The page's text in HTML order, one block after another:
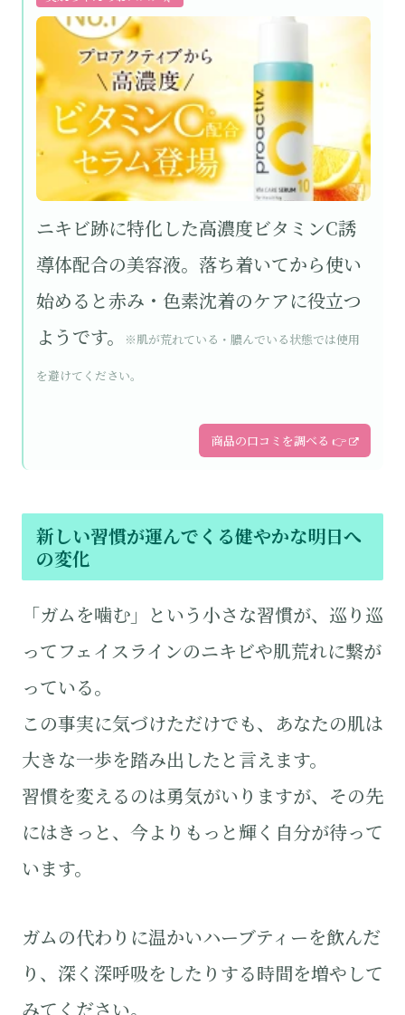
ニキビ跡に特化した高濃度ビタミンC誘
導体配合の美容液。落ち着いてから使い
始めると赤み・色素沈着のケアに役立つ
ようです。
※肌が荒れている・膿んでいる状態では使用
を避けてください。
商品の口コミを調べる 👉
新しい習慣が運んでくる健やかな明日へ
の変化
「ガムを噛む」という小さな習慣が、巡り巡
ってフェイスラインのニキビや肌荒れに繋が
っている。
この事実に気づけただけでも、あなたの肌は
大きな一歩を踏み出したと言えます。
習慣を変えるのは勇気がいりますが、その先
にはきっと、今よりもっと輝く自分が待って
います。
ガムの代わりに温かいハーブティーを飲んだ
り、深く深呼吸をしたりする時間を増やして
みてください。